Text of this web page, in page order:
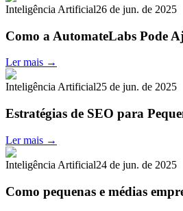
Inteligência Artificial26 de jun. de 2025
Como a AutomateLabs Pode
Ler mais →
Inteligência Artificial25 de jun. de 2025
Estratégias de SEO para
Ler mais →
Inteligência Artificial24 de jun. de 2025
Como pequenas e médias